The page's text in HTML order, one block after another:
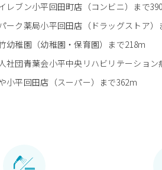
レブン小平回田町店（コンビニ）まで
ーク薬局小平回田店（ドラッグストア）
幼稚園（幼稚園・保育園）まで218m
社団青葉会小平中央リハビリテーショ
小平回田店（スーパー）まで362m